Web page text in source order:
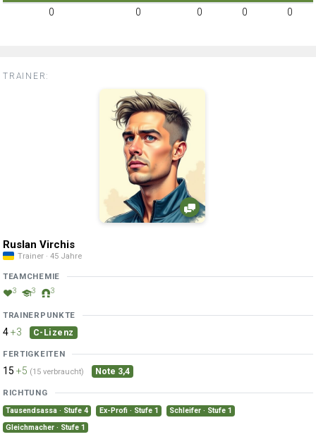
0
0 0 0 0
TRAINER:
Ruslan Virchis
Trainer · 45 Jahre
TEAMCHEMIE
3 3 3
TRAINERPUNKTE
4+3 C-Lizenz
FERTIGKEITEN
15 +5 (15 verbraucht) Note 3,4
RICHTUNG
Tausendsassa · Stufe 4 Ex-Profi · Stufe 1
Schleifer · Stufe 1
Gleichmacher · Stufe 1